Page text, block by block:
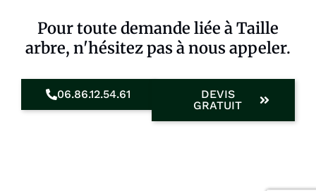
Pour toute demande liée à Taille
arbre, n'hésitez pas à nous appeler.
06.86.12.54.61
DEVIS
GRATUIT